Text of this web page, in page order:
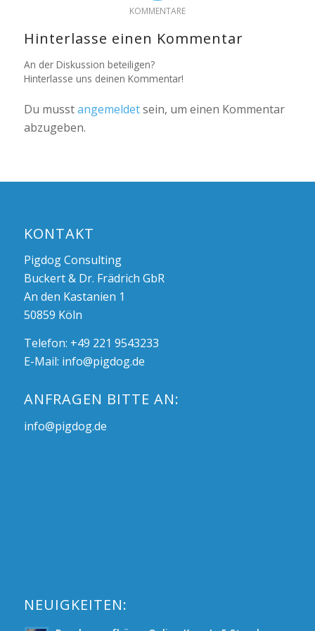
KOMMENTARE
Hinterlasse einen Kommentar
An der Diskussion beteiligen?
Hinterlasse uns deinen Kommentar!
Du musstangemeldetsein, um einen Kommentar
abzugeben.
KONTAKT
Pigdog Consulting
Buckert & Dr. Frädrich GbR
An den Kastanien 1
50859 Köln
Telefon: +49 221 9543233
E-Mail: info@pigdog.de
ANFRAGEN BITTE AN:
info@pigdog.de
NEUIGKEITEN: